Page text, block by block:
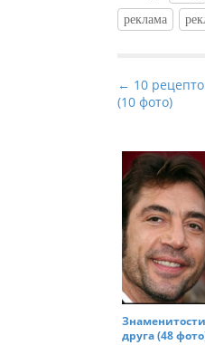
реклама
P
o
t
n
a
v
g
a
t
← 10
(10 фото)
друга (48